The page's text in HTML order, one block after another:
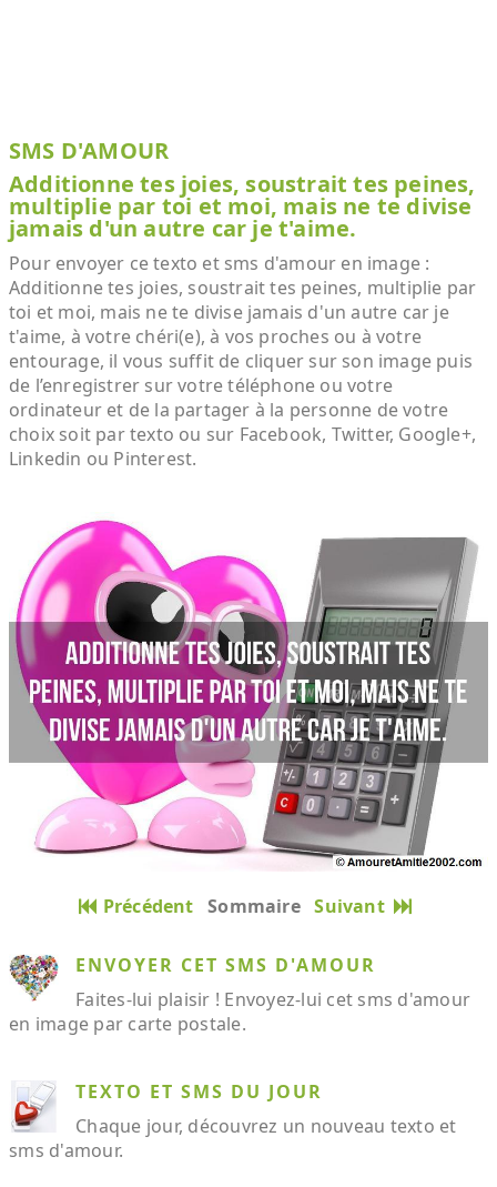
SMS D'AMOUR
Additionne tes joies, soustrait tes peines,
multiplie par toi et moi, mais ne te divise
jamais d'un autre car je t'aime.
Pour envoyer ce texto et sms d'amour en image :
Additionne tes joies, soustrait tes peines, multiplie par
toi et moi, mais ne te divise jamais d'un autre car je
t'aime, à votre chéri(e), à vos proches ou à votre
entourage, il vous suffit de cliquer sur son image puis
de l’enregistrer sur votre téléphone ou votre
ordinateur et de la partager à la personne de votre
choix soit par texto ou sur Facebook, Twitter, Google+,
Linkedin ou Pinterest.
Précédent Sommaire Suivant
ENVOYER CET SMS D'AMOUR
Faites-lui plaisir ! Envoyez-lui cet sms d'amour
en image par carte postale.
TEXTO ET SMS DU JOUR
Chaque jour, découvrez un nouveau texto et
sms d'amour.